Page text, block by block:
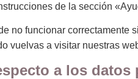
de la sección
no funcionar
vuelvas a visitar nuestras
a los datos